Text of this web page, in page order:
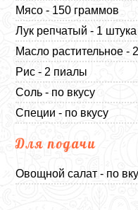
Мясо - 150 граммов
Лук репчатый - 1 штука
Масло растительное -
Рис - 2 пиалы
Соль - по вкусу
Специи - по вкусу
Для подачи
Овощной салат - по